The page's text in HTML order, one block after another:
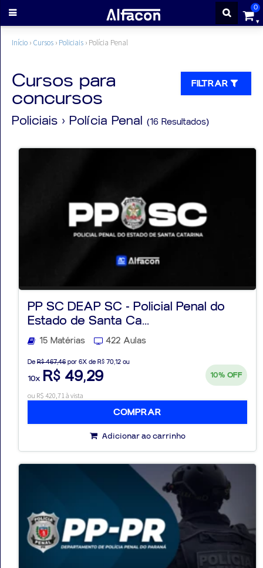
0
ENTRAR
CADASTRE-
SE
Aulas
VIVO
GRATUITAS!
Início › Cursos › Policiais › Polícia Penal
Cursos para
concursos
FILTRAR
Policiais › Polícia Penal (16 Resultados)
PP SC DEAP SC - Policial Penal do
Estado de Santa Ca...
15 Matérias 422 Aulas
De R$ 467,46 por 6X de R$ 70,12 ou
10x R$ 49,29 10% OFF
ou R$ 420,71 à vista
COMPRAR
Adicionar ao carrinho